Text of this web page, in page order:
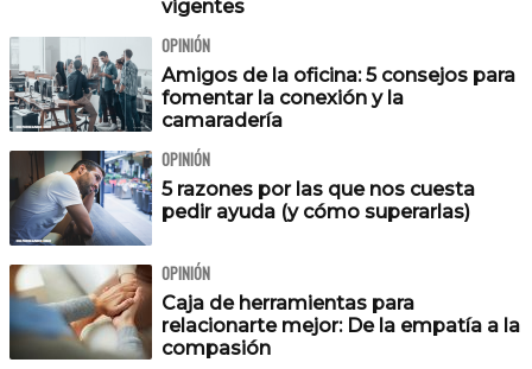
vigentes
OPINIÓN
Amigos de la oficina: 5 consejos para
fomentar la conexión y la
camaradería
OPINIÓN
5 razones por las que nos cuesta
pedir ayuda (y cómo superarlas)
OPINIÓN
Caja de herramientas para
relacionarte mejor: De la empatía a la
compasión